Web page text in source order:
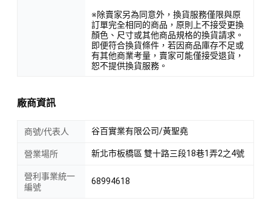
※除賣家另為同意外，換貨服務僅限與原
訂單完全相同的商品，原則上不接受更換
顏色、尺寸或其他商品規格的換貨請求。
即便符合換貨條件，若因商品庫存不足或
有其他商業考量，賣家可能僅接受退貨，
恕不提供換貨服務。
廠商資訊
商號/代表人 谷百實業有限公司/黃聖堯
營業場所 新北市板橋區 雙十路三段18巷1弄2之4號
營利事業統一
編號
68994618